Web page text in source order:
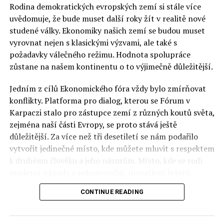
Rodina demokratických evropských zemí si stále více
uvědomuje, že bude muset další roky žít v realitě nové
studené války. Ekonomiky našich zemí se budou muset
vyrovnat nejen s klasickými výzvami, ale také s
požadavky válečného režimu. Hodnota spolupráce
zůstane na našem kontinentu o to výjimečně důležitější.
Jedním z cílů Ekonomického fóra vždy bylo zmírňovat
konflikty. Platforma pro dialog, kterou se Fórum v
Karpaczi stalo pro zástupce zemí z různých koutů světa,
zejména naší části Evropy, se proto stává ještě
důležitější. Za více než tři desetiletí se nám podařilo
vytvořit jedinečné místo, kde můžete mluvit s respektem
k druhému člověku a jeho názorům. Místo, kde se rodí
Polsko musí mít instituce, jejichž horizont činnosti je
politický tým. Pouze to vám dává šanci skutečně řešit
CONTINUE READING